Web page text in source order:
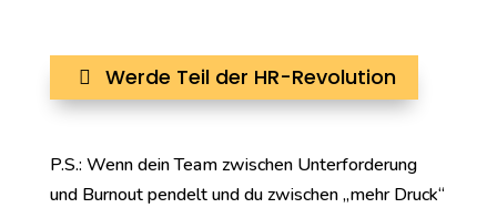
Werde Teil der HR-Revolution
P.S.: Wenn dein Team zwischen Unterforderung
und Burnout pendelt und du zwischen „mehr Druck“